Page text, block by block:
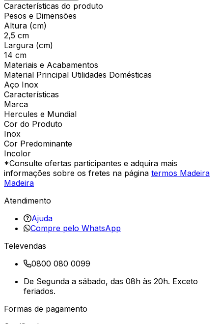
Características do produto
Pesos e Dimensões
Altura (cm)
2,5 cm
Largura (cm)
14 cm
Materiais e Acabamentos
Material Principal Utilidades Domésticas
Aço Inox
Características
Marca
Hercules e Mundial
Cor do Produto
Inox
Cor Predominante
Incolor
*Consulte ofertas participantes e adquira mais
informações sobre os fretes na página termos Madeira
Madeira
Atendimento
Ajuda
Compre pelo WhatsApp
Televendas
0800 080 0099
De Segunda a sábado, das 08h às 20h. Exceto
feriados.
Formas de pagamento